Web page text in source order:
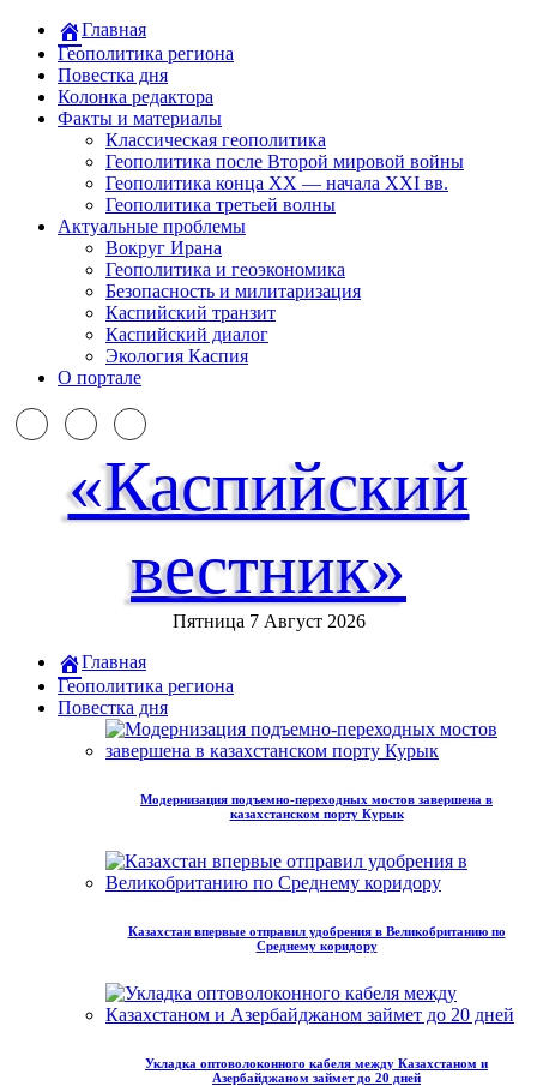
Главная
Геополитика региона
Повестка дня
Колонка редактора
Факты и материалы
Классическая геополитика
Геополитика после Второй мировой войны
Геополитика конца XX — начала XXI вв.
Геополитика третьей волны
Актуальные проблемы
Вокруг Ирана
Геополитика и геоэкономика
Безопасность и милитаризация
Каспийский транзит
Каспийский диалог
Экология Каспия
О портале
«Каспийский
вестник»
Пятница 7 Август 2026
Главная
Геополитика региона
Повестка дня
Модернизация подъемно-переходных мостов завершена в
казахстанском порту Курык
Казахстан впервые отправил удобрения в Великобританию по
Среднему коридору
Укладка оптоволоконного кабеля между Казахстаном и
Азербайджаном займет до 20 дней